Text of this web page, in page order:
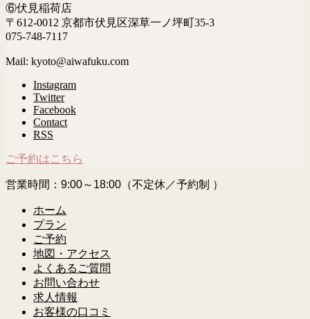
⑥伏見稲荷店
〒612-0012 京都市伏見区深草一ノ坪町35-3
075-748-7117
Mail: kyoto@aiwafuku.com
Instagram
Twitter
Facebook
Contact
RSS
ご予約はこちら
営業時間：9:00～18:00（不定休／予約制 ）
ホーム
プラン
ご予約
地図・アクセス
よくあるご質問
お問い合わせ
求人情報
お客様の口コミ